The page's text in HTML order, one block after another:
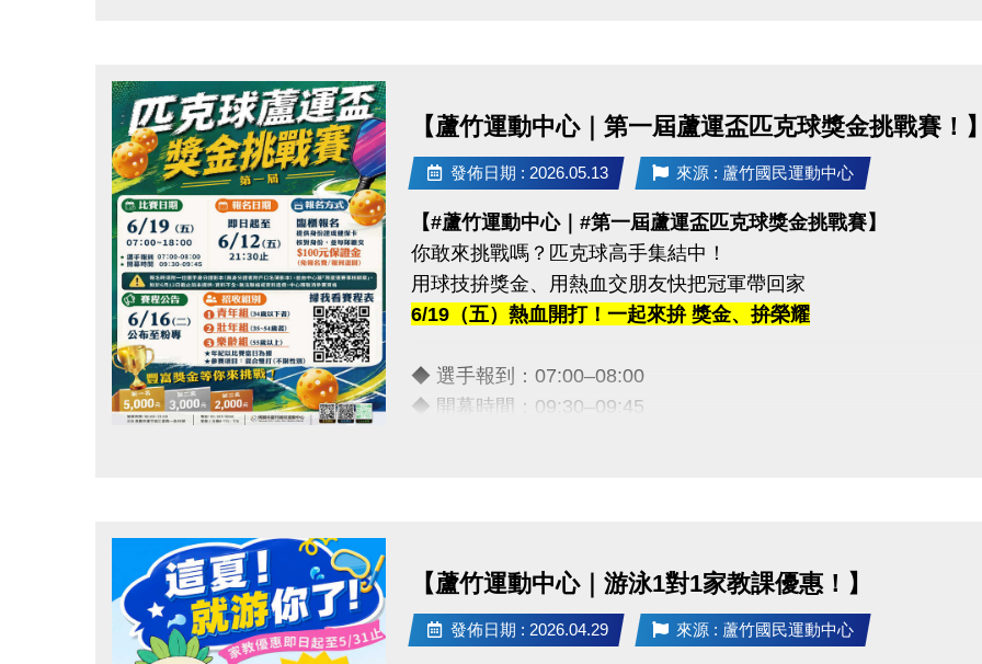
-官網 : https://www.lzsports.com.tw/zh_TW/news/pageID/1/
-FB : 桃園市蘆竹國民運動中心
-IG : @luzhusports
▶ 若因人數不足無法開班，將於開課前通知，並請持原信用卡、
連絡資訊
-洽詢專線：03-2639066 #112
-官網 : https://www.lzsports.com.tw/zh_TW/news/pageID/1/
-FB : 桃園市蘆竹國民運動中心
-IG : @luzhusports
【蘆竹運動中心｜第一屆蘆運盃匹克球獎金挑戰賽！
發佈日期 : 2026.05.13 來源 : 蘆竹國民運動中心
【#蘆竹運動中心｜#第一屆蘆運盃匹克球獎金挑戰賽】
你敢來挑戰嗎？匹克球高手集結中！
用球技拚獎金、用熱血交朋友快把冠軍帶回家
6/19（五）熱血開打！一起來拚 獎金、拚榮耀
◆ 選手報到：07:00–08:00
◆ 開幕時間：09:30–09:45
【報名資訊】
◆ 報名截止｜即日起至 6/12（五）21:30止
【蘆竹運動中心｜游泳1對1家教課優惠！】
發佈日期 : 2026.04.29 來源 : 蘆竹國民運動中心